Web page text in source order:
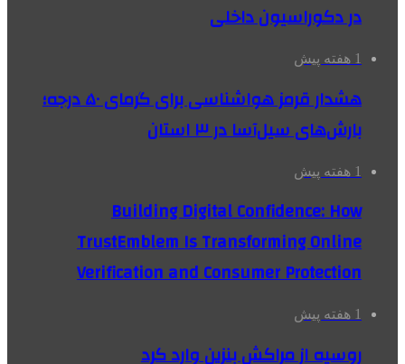
در دکوراسیون داخلی
1 هفته پیش
هشدار قرمز هواشناسی برای گرمای ۵۰ درجه؛
بارش‌های سیل‌آسا در ۳ استان
1 هفته پیش
Building Digital Confidence: How
TrustEmblem Is Transforming Online
Verification and Consumer Protection
1 هفته پیش
روسیه از مراکش بنزین وارد کرد